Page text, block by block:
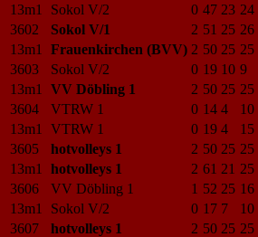
13m1
Sokol V/2 0 47 23 24
3602
Sokol V/1 2 51 25 26
13m1
Frauenkirchen (BVV) 2 50 25 25
3603
Sokol V/2 0 19 10 9
13m1
VV Döbling 1 2 50 25 25
3604
VTRW 1 0 14 4
10
13m1
VTRW 1 0 19 4
15
3605
hotvolleys 1 2 50 25 25
13m1
hotvolleys 1 2 61 21 25
3606
VV Döbling 1 1 52 25 16
13m1
Sokol V/2 0 17 7
10
3607
hotvolleys 1 2 50 25 25